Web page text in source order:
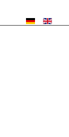
SPRACHE